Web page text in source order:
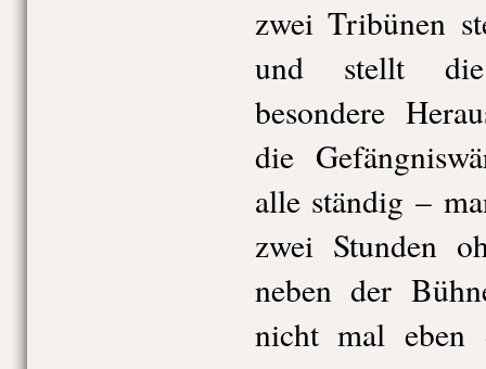
zwei Tribünen
und stellt
besondere
die
alle ständig –
zwei Stunden
neben der
nicht mal eben